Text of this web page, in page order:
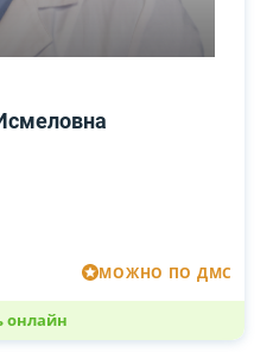
МОЖНО ПО ДМС
онлайн